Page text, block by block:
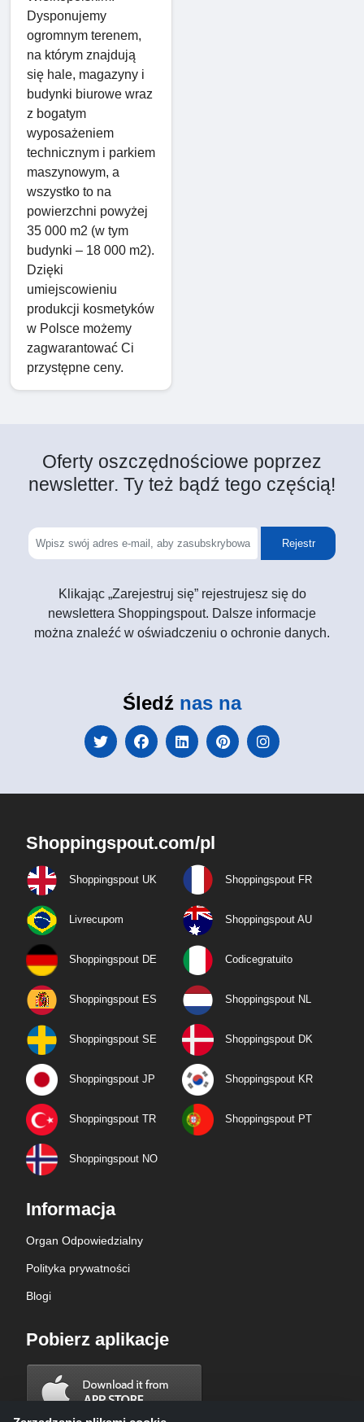
Dysponujemy
ogromnym terenem,
na którym znajdują
się hale, magazyny i
budynki biurowe wraz
z bogatym
wyposażeniem
technicznym i parkiem
maszynowym, a
wszystko to na
powierzchni powyżej
35 000 m2 (w tym
budynki – 18 000 m2).
Dzięki
umiejscowieniu
produkcji kosmetyków
w Polsce możemy
zagwarantować Ci
przystępne ceny.
Oferty oszczędnościowe poprzez
newsletter. Ty też bądź tego częścią!
Rejestr
Klikając „Zarejestruj się” rejestrujesz się do
newslettera Shoppingspout. Dalsze informacje
można znaleźć w oświadczeniu o ochronie danych.
Śledź nas na
Shoppingspout.com/pl
Shoppingspout UK Shoppingspout FR
Livrecupom Shoppingspout AU
Shoppingspout DE Codicegratuito
Shoppingspout ES Shoppingspout NL
Shoppingspout SE Shoppingspout DK
Shoppingspout JP Shoppingspout KR
Shoppingspout TR Shoppingspout PT
Shoppingspout NO
Informacja
Organ Odpowiedzialny
Polityka prywatności
Blogi
Pobierz aplikacje